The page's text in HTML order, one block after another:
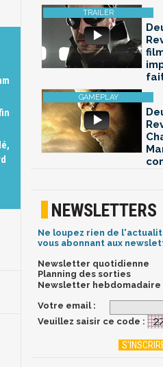
NEWSLETTERS
Ne loupez rien de
vous abonnant aux
Newsletter quotidienne
Planning des sorties
Newsletter hebdomadaire
Votre email :
Veuillez saisir ce code :